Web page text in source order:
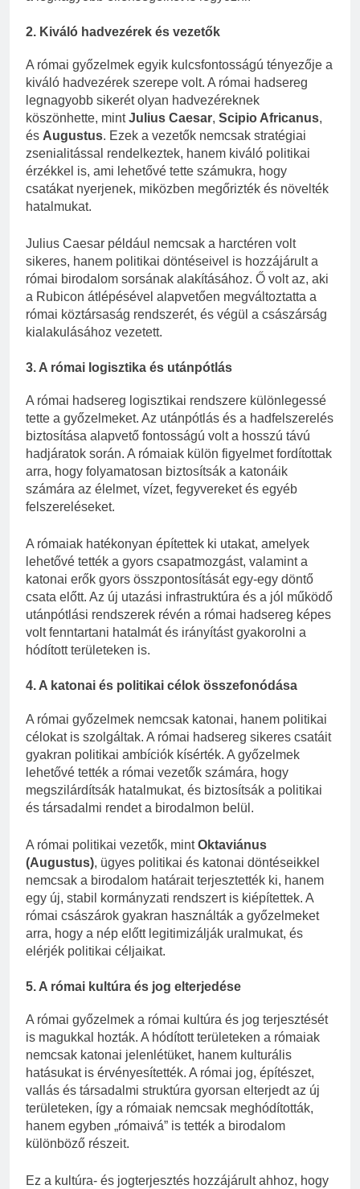
2. Kiváló hadvezérek és vezetők
A római győzelmek egyik kulcsfontosságú tényezője a
kiváló hadvezérek szerepe volt. A római hadsereg
legnagyobb sikerét olyan hadvezéreknek
köszönhette, mintJulius Caesar, Scipio Africanus,
és Augustus. Ezek a vezetők nemcsak stratégiai
zsenialitással rendelkeztek, hanem kiváló politikai
érzékkel is, ami lehetővé tette számukra, hogy
csatákat nyerjenek, miközben megőrizték és növelték
hatalmukat.
Julius Caesar például nemcsak a harctéren volt
sikeres, hanem politikai döntéseivel is hozzájárult a
római birodalom sorsának alakításához. Ő volt az, aki
a Rubicon átlépésével alapvetően megváltoztatta a
római köztársaság rendszerét, és végül a császárság
kialakulásához vezetett.
3. A római logisztika és utánpótlás
A római hadsereg logisztikai rendszere különlegessé
tette a győzelmeket. Az utánpótlás és a hadfelszerelés
biztosítása alapvető fontosságú volt a hosszú távú
hadjáratok során. A rómaiak külön figyelmet fordítottak
arra, hogy folyamatosan biztosítsák a katonáik
számára az élelmet, vízet, fegyvereket és egyéb
felszereléseket.
A rómaiak hatékonyan építettek ki utakat, amelyek
lehetővé tették a gyors csapatmozgást, valamint a
katonai erők gyors összpontosítását egy-egy döntő
csata előtt. Az új utazási infrastruktúra és a jól működő
utánpótlási rendszerek révén a római hadsereg képes
volt fenntartani hatalmát és irányítást gyakorolni a
hódított területeken is.
4. A katonai és politikai célok összefonódása
A római győzelmek nemcsak katonai, hanem politikai
célokat is szolgáltak. A római hadsereg sikeres csatáit
gyakran politikai ambíciók kísérték. A győzelmek
lehetővé tették a római vezetők számára, hogy
megszilárdítsák hatalmukat, és biztosítsák a politikai
és társadalmi rendet a birodalmon belül.
A római politikai vezetők, mintOktaviánus
(Augustus), ügyes politikai és katonai döntéseikkel
nemcsak a birodalom határait terjesztették ki, hanem
egy új, stabil kormányzati rendszert is kiépítettek. A
római császárok gyakran használták a győzelmeket
arra, hogy a nép előtt legitimizálják uralmukat, és
elérjék politikai céljaikat.
5. A római kultúra és jog elterjedése
A római győzelmek a római kultúra és jog terjesztését
is magukkal hozták. A hódított területeken a rómaiak
nemcsak katonai jelenlétüket, hanem kulturális
hatásukat is érvényesítették. A római jog, építészet,
vallás és társadalmi struktúra gyorsan elterjedt az új
területeken, így a rómaiak nemcsak meghódították,
hanem egyben „rómaivá” is tették a birodalom
különböző részeit.
Ez a kultúra- és jogterjesztés hozzájárult ahhoz, hogy